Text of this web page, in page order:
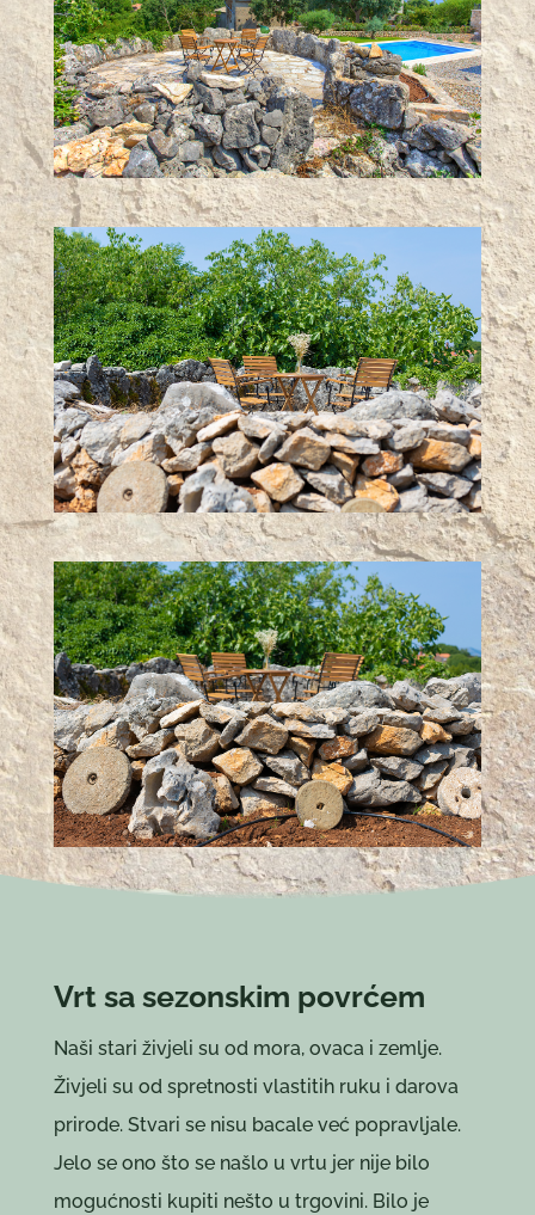
Vrt sa sezonskim povrćem
Naši stari živjeli su od mora, ovaca i zemlje.
Živjeli su od spretnosti vlastitih ruku i darova
prirode. Stvari se nisu bacale već popravljale.
Jelo se ono što se našlo u vrtu jer nije bilo
mogućnosti kupiti nešto u trgovini. Bilo je